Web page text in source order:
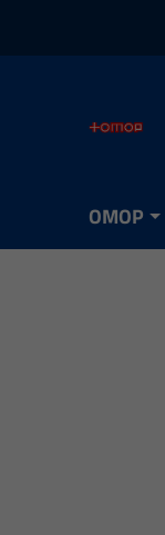
OMOP